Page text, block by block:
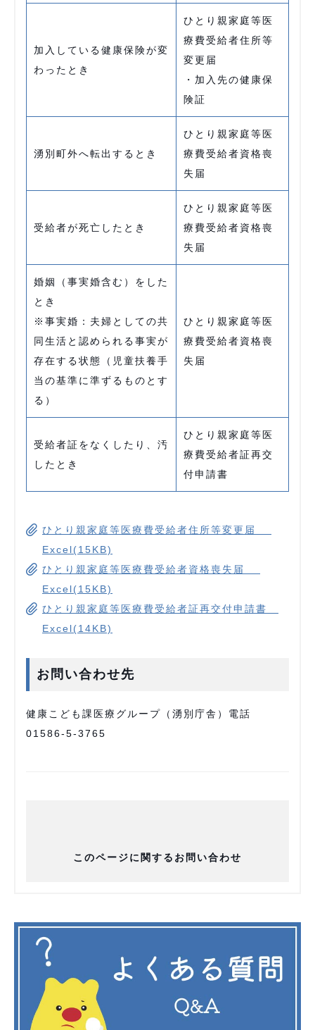
加入している健康保険が変
わったとき
ひとり親家庭等医
療費受給者住所等
変更届
・加入先の健康保
険証
湧別町外へ転出するとき
ひとり親家庭等医
療費受給者資格喪
失届
受給者が死亡したとき
ひとり親家庭等医
療費受給者資格喪
失届
婚姻（事実婚含む）をした
とき
※事実婚：夫婦としての共
同生活と認められる事実が
存在する状態（児童扶養手
当の基準に準ずるものとす
る）
ひとり親家庭等医
療費受給者資格喪
失届
受給者証をなくしたり、汚
したとき
ひとり親家庭等医
療費受給者証再交
付申請書
ひとり親家庭等医療費受給者住所等変更届
Excel(15KB)
ひとり親家庭等医療費受給者資格喪失届
Excel(15KB)
ひとり親家庭等医療費受給者証再交付申請書
Excel(14KB)
お問い合わせ先
健康こども課医療グループ（湧別庁舎）電話
01586-5-3765
このページに関するお問い合わせ